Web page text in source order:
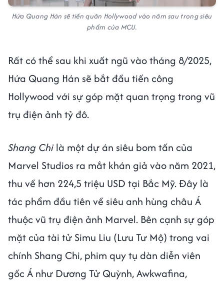
Hứa Quang Hán sẽ tiến quân Hollywood vào năm sau trong siêu
phẩm của MCU.
Rất có thể sau khi xuất ngũ vào tháng 8/2025,
Hứa Quang Hán sẽ bắt đầu tiến công
Hollywood với sự góp mặt quan trọng trong vũ
trụ điện ảnh tỷ đô.
Shang Chilà một dự án siêu bom tấn của
Marvel Studios ra mắt khán giả vào năm 2021,
thu về hơn 224,5 triệu USD tại Bắc Mỹ. Đây là
tác phẩm đầu tiên về siêu anh hùng châu Á
thuộc vũ trụ điện ảnh Marvel. Bên cạnh sự góp
mặt của tài tử Simu Liu (Lưu Tư Mộ) trong vai
chính Shang Chi, phim quy tụ dàn diễn viên
gốc Á như Dương Tử Quỳnh, Awkwafina,